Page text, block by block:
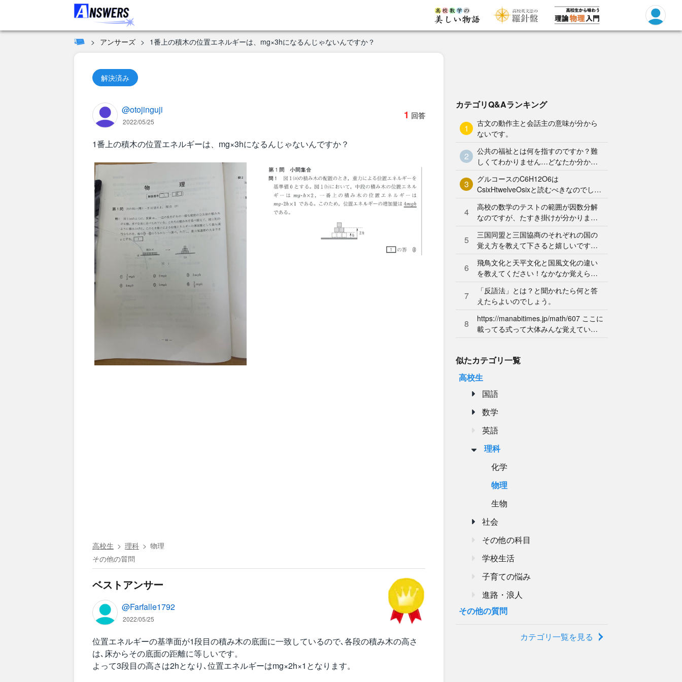
アンサーズ 1番上の積木の位置エネルギーは、mg×3hになるんじゃないんですか？
解決済み
@otojinguji
2022/05/25
1 回答
1番上の積木の位置エネルギーは、mg×3hになるんじゃないんですか？
高校生 理科
物理
その他の質問
ベストアンサー
@Farfalle1792
2022/05/25
位置エネルギーの基準面が1段目の積み木の底面に一致しているので､各段の積み木の高さ
は､床からその底面の距離に等しいです。
よって3段目の高さは2hとなり､位置エネルギーはmg×2h×1となります。
カテゴリQ&Aランキング
1
古文の動作主と会話主の意味が分から
ないです。
2
公共の福祉とは何を指すのですか？難
しくてわかりません…どなたか分かり
3
グルコースのC6H12O6は
CsixHtwelveOsixと読むべきなのでしょ
く と
4
高校の数学のテストの範囲が因数分解
なのですが、たすき掛けが分かりませ
5
三国同盟と三国協商のそれぞれの国の
覚え方を教えて下さると嬉しいです。
6
飛鳥文化と天平文化と国風文化の違い
を教えてください！なかなか覚えられ
7
「反語法」とは？と聞かれたら何と答
えたらよいのでしょう。
8
https://manabitimes.jp/math/607 ここに
載ってる式って大体みんな覚えている
似たカテゴリ一覧
高校生
国語
数学
英語
理科
化学
物理
生物
社会
その他の科目
学校生活
子育ての悩み
進路・浪人
その他の質問
カテゴリ一覧を見る